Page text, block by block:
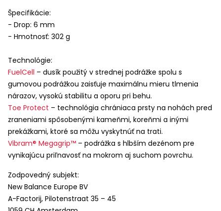
Špecifikácie:
- Drop: 6 mm
- Hmotnosť: 302 g
Technológie:
FuelCell – dusík použitý v strednej podrážke spolu s
gumovou podrážkou zaisťuje maximálnu mieru tlmenia
nárazov, vysokú stabilitu a oporu pri behu.
Toe Protect – technológia chrániaca prsty na nohách pred
zraneniami spôsobenými kameňmi, koreňmi a inými
prekážkami, ktoré sa môžu vyskytnúť na trati.
Vibram® Megagrip™ – podrážka s hlbším dezénom pre
vynikajúcu priľnavosť na mokrom aj suchom povrchu.
Zodpovedný subjekt:
New Balance Europe BV
A-Factorij, Pilotenstraat 35 – 45